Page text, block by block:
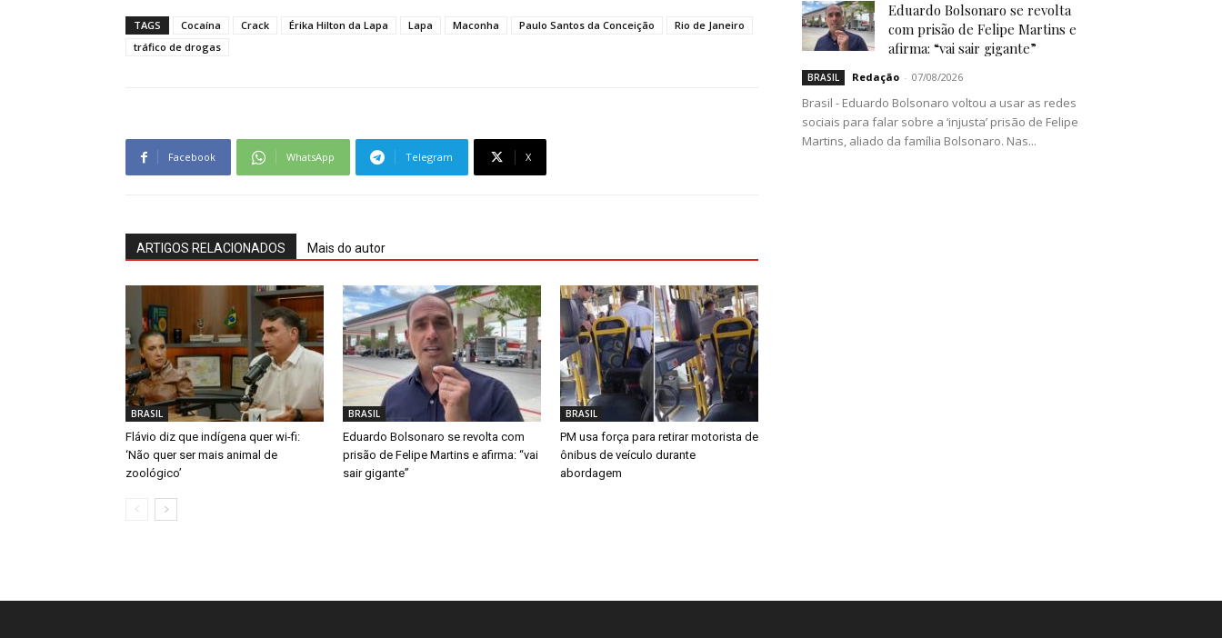
TAGS Cocaína Crack Érika Hilton da Lapa Lapa Maconha Paulo Santos da Conceição
Rio de Janeiro
tráfico de drogas
Facebook WhatsApp Telegram X
ARTIGOS RELACIONADOS Mais do autor
BRASIL
Flávio diz que indígena quer wi-fi:
‘Não quer ser mais animal de
zoológico’
BRASIL
Eduardo Bolsonaro se revolta com
prisão de Felipe Martins e afirma: “vai
sair gigante”
BRASIL
PM usa força para retirar motorista de
ônibus de veículo durante
abordagem
Eduardo Bolsonaro se revolta
com prisão de Felipe Martins e
afirma: “vai sair gigante”
BRASIL Redação - 07/08/2026
Brasil - Eduardo Bolsonaro voltou a usar as redes
sociais para falar sobre a ‘injusta’ prisão de Felipe
Martins, aliado da família Bolsonaro. Nas...